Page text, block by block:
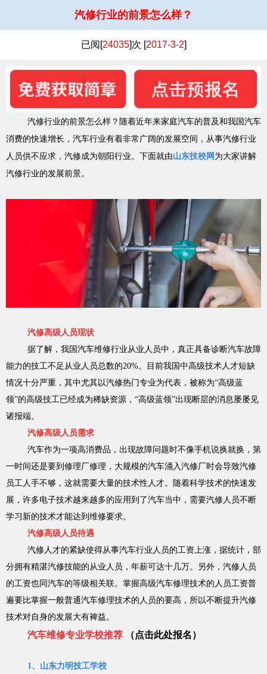
汽修行业的前景怎么样？
已阅[24035]次 [2017-3-2]
汽修行业的前景怎么样？随着近年来家庭汽车的普及和我国汽车
消费的快速增长，汽车行业有着非常广阔的发展空间，从事汽修行业
人员供不应求，汽修成为朝阳行业。下面就由山东技校网 为大家讲解
汽修行业的发展前景。
汽修高级人员现状
据了解，我国汽车维修行业从业人员中，真正具备诊断汽车故障
能力的技工不足从业人员总数的20%。目前我国中高级技术人才短缺
情况十分严重，其中尤其以汽修热门专业为代表，被称为“高级蓝
领”的高级技工已经成为稀缺资源，“高级蓝领”出现断层的消息屡屡见
诸报端。
汽修高级人员需求
汽车作为一项高消费品，出现故障问题时不像手机说换就换，第
一时间还是要到修理厂修理，大规模的汽车涌入汽修厂时会导致汽修
员工人手不够，这就需要大量的技术性人才。随着科学技术的快速发
展，许多电子技术越来越多的应用到了汽车当中，需要汽修人员不断
学习新的技术才能达到维修要求。
汽修高级人员待遇
汽修人才的紧缺使得从事汽车行业人员的工资上涨，据统计，部
分拥有精湛汽修技能的从业人员，年薪可达十几万。另外，汽修人员
的工资也同汽车的等级相关联。掌握高级汽车修理技术的人员工资普
遍要比掌握一般普通汽车修理技术的人员的要高，所以不断提升汽修
技术对自身的发展大有裨益。
汽车维修专业学校推荐 （点击此处报名 ）
1、山东力明技工学校